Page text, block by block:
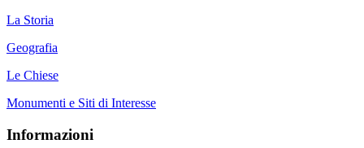
La Storia
Geografia
Le Chiese
Monumenti e Siti di Interesse
Informazioni